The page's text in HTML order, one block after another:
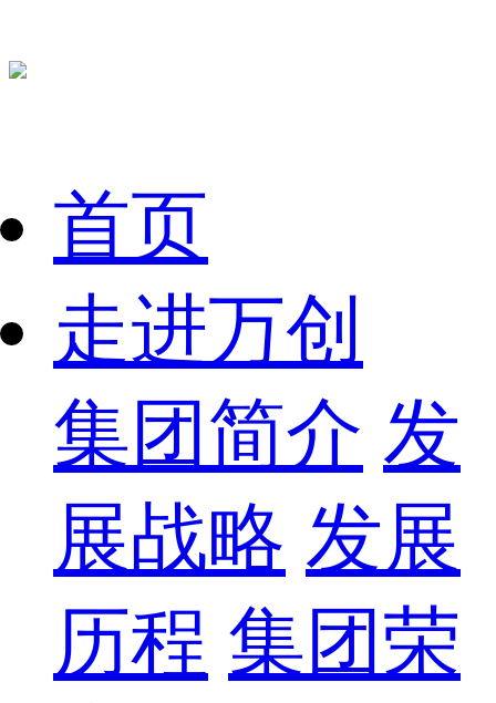
首页
走进万创
集团简介 发
展战略 发展
历程 集团荣